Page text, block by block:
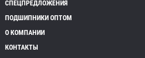
СПЕЦПРЕДЛОЖЕНИЯ
ПОДШИПНИКИ ОПТОМ
О КОМПАНИИ
КОНТАКТЫ